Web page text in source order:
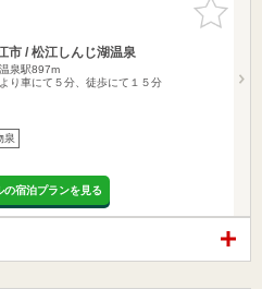
りに追加
市 / 松江しんじ湖温泉
泉駅897m
り車にて５分、徒歩にて１５分
泉
の宿泊プランを見る